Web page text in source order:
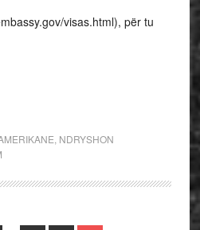
visas.html), për tu
NDRYSHON